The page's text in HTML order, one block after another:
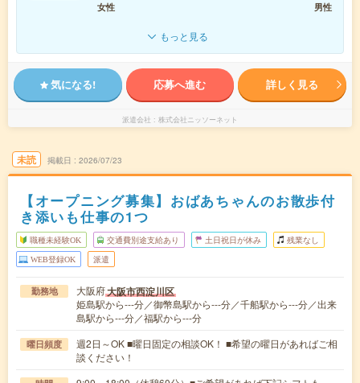
女性
男性
もっと見る
気になる! 応募へ進む 詳しく見る
派遣会社 株式会社ニッソーネット
未読 掲載日 2026/07/23
【オープニング募集】おばあちゃんのお散歩付
き添いも仕事の1つ
職種未経験OK 交通費別途支給あり 土日祝日が休み 残業なし
WEB登録OK 派遣
勤務地 大阪府大阪市西淀川区
姫島駅から---分／御幣島駅から---分／千船駅から---分／出来
島駅から---分／福駅から---分
曜日頻度
週2日～OK ■曜日固定の相談OK！ ■希望の曜日があればご相
談ください！